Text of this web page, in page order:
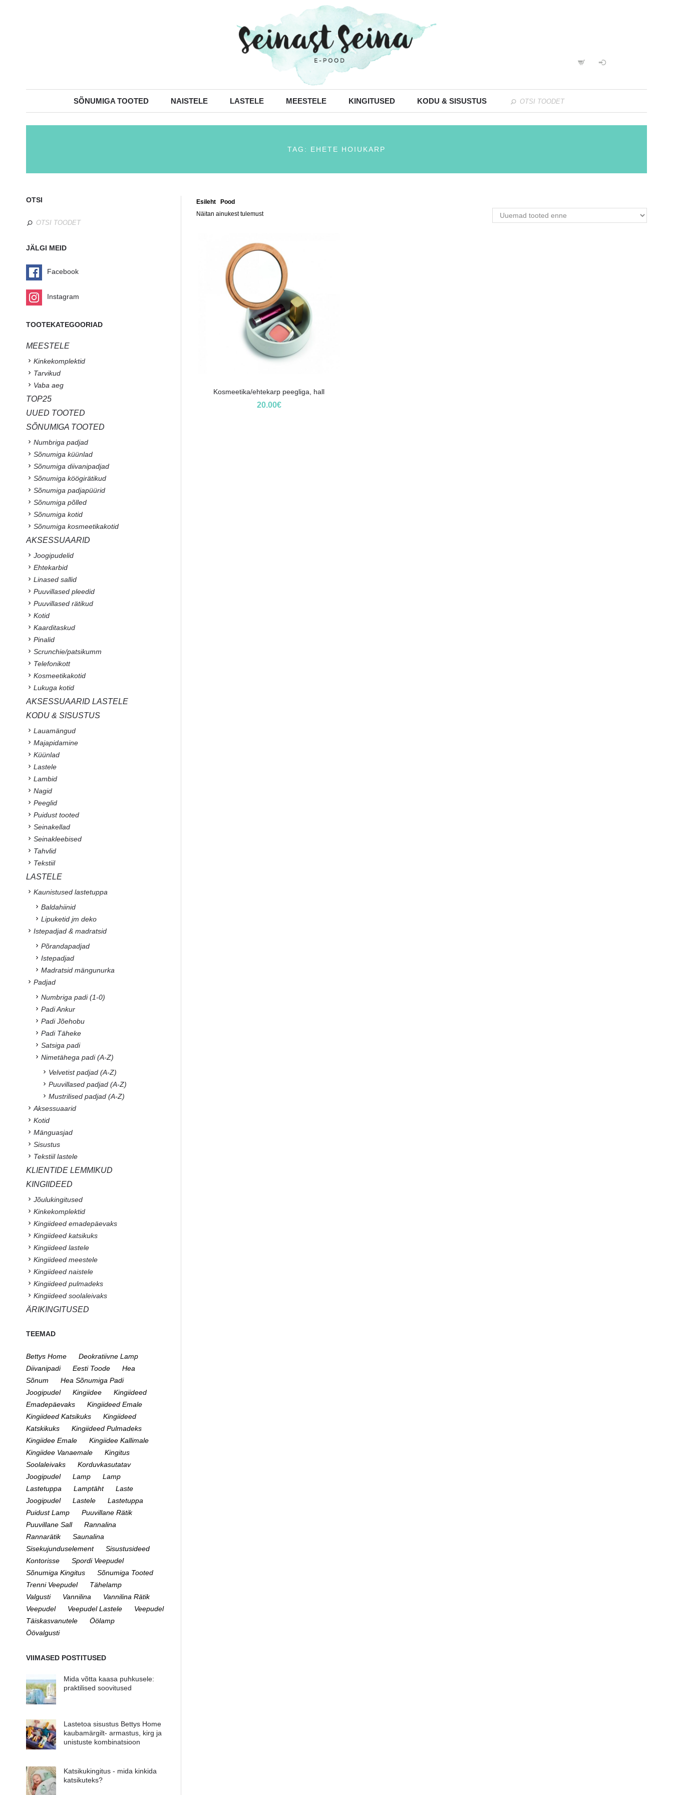
SÕNUMIGA TOOTED NAISTELE LASTELE MEESTELE KINGITUSED KODU & SISUSTUS
TAG: EHETE HOIUKARP
Esileht /Pood
Näitan ainukest tulemust
Kosmeetika/ehtekarp peegliga, hall
20.00€
OTSI
JÄLGI MEID
Facebook
Instagram
TOOTEKATEGOORIAD
MEESTELE
Kinkekomplektid
Tarvikud
Vaba aeg
TOP25
UUED TOOTED
SÕNUMIGA TOOTED
Numbriga padjad
Sõnumiga küünlad
Sõnumiga diivanipadjad
Sõnumiga köögirätikud
Sõnumiga padjapüürid
Sõnumiga põlled
Sõnumiga kotid
Sõnumiga kosmeetikakotid
AKSESSUAARID
Joogipudelid
Ehtekarbid
Linased sallid
Puuvillased pleedid
Puuvillased rätikud
Kotid
Kaarditaskud
Pinalid
Scrunchie/patsikumm
Telefonikott
Kosmeetikakotid
Lukuga kotid
AKSESSUAARID LASTELE
KODU & SISUSTUS
Lauamängud
Majapidamine
Küünlad
Lastele
Lambid
Nagid
Peeglid
Puidust tooted
Seinakellad
Seinakleebised
Tahvlid
Tekstiil
LASTELE
Kaunistused lastetuppa
Baldahiinid
Lipuketid jm deko
Istepadjad & madratsid
Põrandapadjad
Istepadjad
Madratsid mängunurka
Padjad
Numbriga padi (1-0)
Padi Ankur
Padi Jõehobu
Padi Täheke
Satsiga padi
Nimetähega padi (A-Z)
Velvetist padjad (A-Z)
Puuvillased padjad (A-Z)
Mustrilised padjad (A-Z)
Aksessuaarid
Kotid
Mänguasjad
Sisustus
Tekstiil lastele
KLIENTIDE LEMMIKUD
KINGIIDEED
Jõulukingitused
Kinkekomplektid
Kingiideed emadepäevaks
Kingiideed katsikuks
Kingiideed lastele
Kingiideed meestele
Kingiideed naistele
Kingiideed pulmadeks
Kingiideed soolaleivaks
ÄRIKINGITUSED
TEEMAD
Bettys Home
Deokratiivne Lamp
Diivanipadi
Eesti Toode
Hea
Sõnum
Hea Sõnumiga Padi
Joogipudel
Kingiidee
Kingiideed
Emadepäevaks
Kingiideed Emale
Kingiideed Katsikuks
Kingiideed
Katskikuks
Kingiideed Pulmadeks
Kingiidee Emale
Kingiidee Kallimale
Kingiidee Vanaemale
Kingitus
Soolaleivaks
Korduvkasutatav
Joogipudel
Lamp
Lamp
Lastetuppa
Lamptäht
Laste
Joogipudel
Lastele
Lastetuppa
Puidust Lamp
Puuvillane Rätik
Puuvillane Sall
Rannalina
Rannarätik
Saunalina
Sisekujunduselement
Sisustusideed
Kontorisse
Spordi Veepudel
Sõnumiga Kingitus
Sõnumiga Tooted
Trenni Veepudel
Tähelamp
Valgusti
Vannilina
Vannilina Rätik
Veepudel
Veepudel Lastele
Veepudel
Täiskasvanutele
Öölamp
Öövalgusti
VIIMASED POSTITUSED
Mida võtta kaasa puhkusele:
praktilised soovitused
Lastetoa sisustus Bettys Home
kaubamärgilt- armastus, kirg ja
unistuste kombinatsioon
Katsikukingitus - mida kinkida
katsikuteks?